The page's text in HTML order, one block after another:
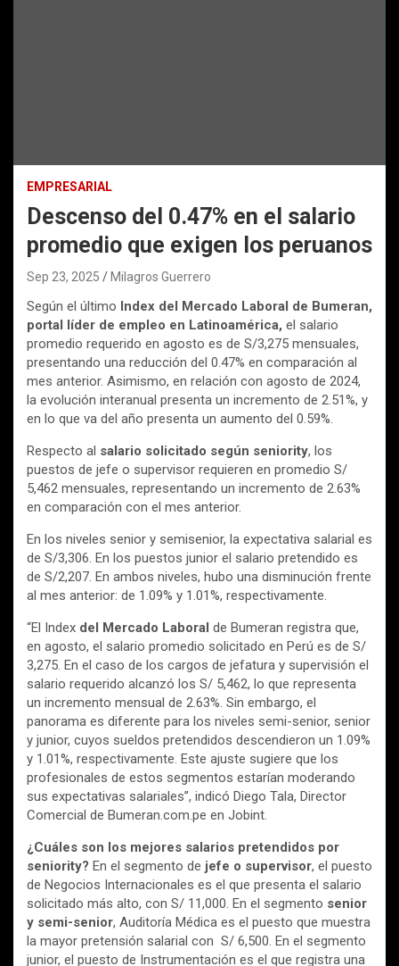
EMPRESARIAL
Descenso del 0.47% en el salario
promedio que exigen los peruanos
Sep 23, 2025 Milagros Guerrero
Según el último Index del Mercado Laboral de Bumeran,
portal líder de empleo en Latinoamérica, el salario
promedio requerido en agosto es de S/3,275 mensuales,
presentando una reducción del 0.47% en comparación al
mes anterior. Asimismo, en relación con agosto de 2024,
la evolución interanual presenta un incremento de 2.51%, y
en lo que va del año presenta un aumento del 0.59%.
Respecto al salario solicitado según seniority, los
puestos de jefe o supervisor requieren en promedio S/
5,462 mensuales, representando un incremento de 2.63%
en comparación con el mes anterior.
En los niveles senior y semisenior, la expectativa salarial es
de S/3,306. En los puestos junior el salario pretendido es
de S/2,207. En ambos niveles, hubo una disminución frente
al mes anterior: de 1.09% y 1.01%, respectivamente.
“El Index del Mercado Laboral de Bumeran registra que,
en agosto, el salario promedio solicitado en Perú es de S/
3,275. En el caso de los cargos de jefatura y supervisión el
salario requerido alcanzó los S/ 5,462, lo que representa
un incremento mensual de 2.63%. Sin embargo, el
panorama es diferente para los niveles semi-senior, senior
y junior, cuyos sueldos pretendidos descendieron un 1.09%
y 1.01%, respectivamente. Este ajuste sugiere que los
profesionales de estos segmentos estarían moderando
sus expectativas salariales”, indicó Diego Tala, Director
Comercial de Bumeran.com.pe en Jobint.
¿Cuáles son los mejores salarios pretendidos por
seniority? En el segmento de jefe o supervisor, el puesto
de Negocios Internacionales es el que presenta el salario
solicitado más alto, con S/ 11,000. En el segmento senior
y semi-senior, Auditoría Médica es el puesto que muestra
la mayor pretensión salarial con S/ 6,500. En el segmento
junior, el puesto de Instrumentación es el que registra una